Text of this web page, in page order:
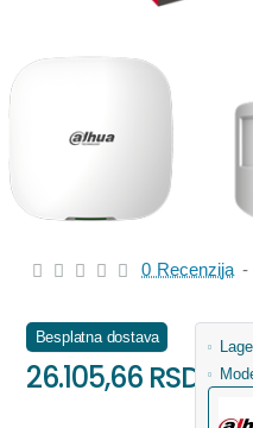
0 Recenzija -
Besplatna dostava
26.105,66 RSD